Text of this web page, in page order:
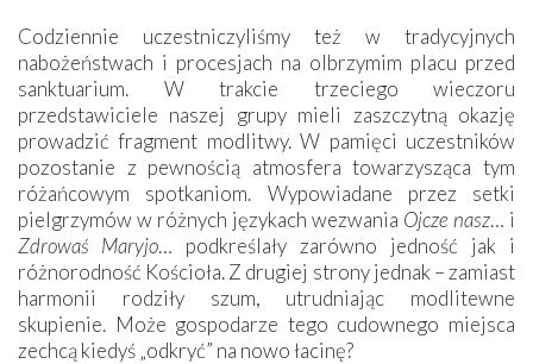
Codziennie uczestniczyliśmy też w tradycyjnych
nabożeństwach i procesjach na olbrzymim placu przed
sanktuarium. W trakcie trzeciego wieczoru
przedstawiciele naszej grupy mieli zaszczytną okazję
prowadzić fragment modlitwy. W pamięci uczestników
pozostanie z pewnością atmosfera towarzysząca tym
różańcowym spotkaniom. Wypowiadane przez setki
pielgrzymów w różnych językach wezwania Ojcze nasz… i
Zdrowaś Maryjo… podkreślały zarówno jedność jak i
różnorodność Kościoła. Z drugiej strony jednak – zamiast
harmonii rodziły szum, utrudniając modlitewne
skupienie. Może gospodarze tego cudownego miejsca
zechcą kiedyś „odkryć” na nowo łacinę?